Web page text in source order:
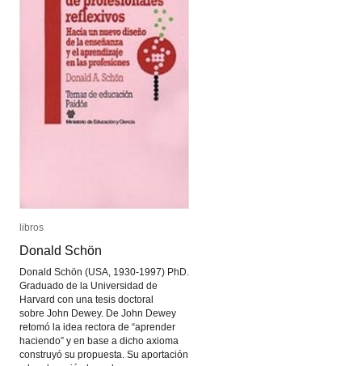
libros
Donald Schön
Donald Schön (USA, 1930-1997) PhD.
Graduado de la Universidad de
Harvard con una tesis doctoral
sobre John Dewey. De John Dewey
retomó la idea rectora de “aprender
haciendo” y en base a dicho axioma
construyó su propuesta. Su aportación
libros
Donald Schön